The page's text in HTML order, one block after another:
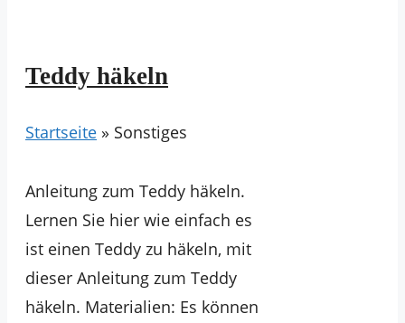
Teddy häkeln
Startseite » Sonstiges
Anleitung zum Teddy häkeln.
Lernen Sie hier wie einfach es
ist einen Teddy zu häkeln, mit
dieser Anleitung zum Teddy
häkeln. Materialien: Es können